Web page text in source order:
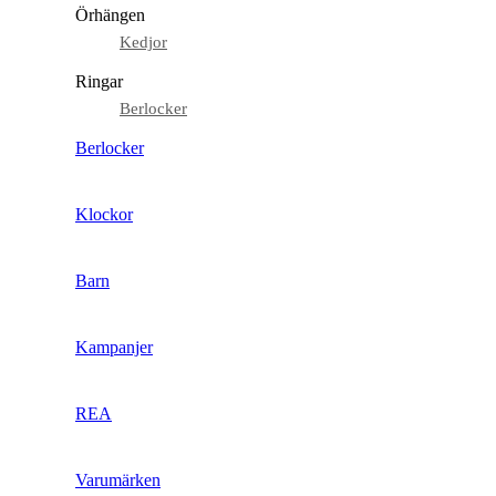
Kedjor
Berlocker
Örhängen
Ringar
Berlocker
Klockor
Barn
Kampanjer
REA
Varumärken